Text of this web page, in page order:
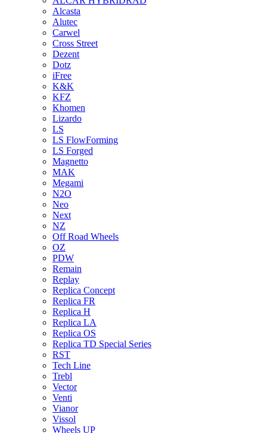
Alcasta
Alutec
Carwel
Cross Street
Dezent
Dotz
iFree
K&K
KFZ
Khomen
Lizardo
LS
LS FlowForming
LS Forged
Magnetto
MAK
Megami
N2O
Neo
Next
NZ
Off Road Wheels
OZ
PDW
Remain
Replay
Replica Concept
Replica FR
Replica H
Replica LA
Replica OS
Replica TD Special Series
RST
Tech Line
Trebl
Vector
Venti
Vianor
Vissol
Wheels UP